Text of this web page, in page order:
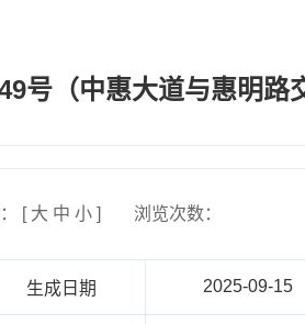
号（中惠大道与惠明路
[ 大 中 小] 浏览次数：
生成日期 2025-09-15